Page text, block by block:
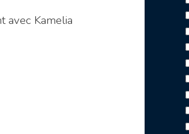
avec Kamelia